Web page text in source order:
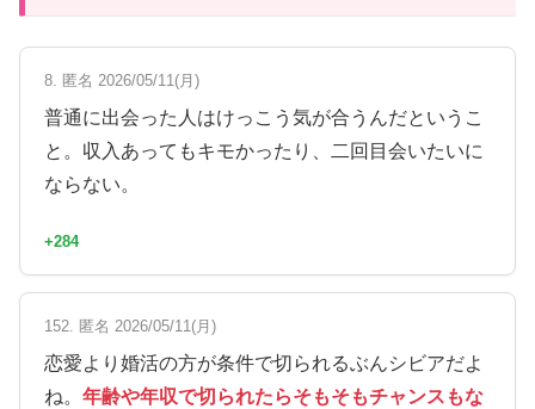
8. 匿名 2026/05/11(月)
普通に出会った人はけっこう気が合うんだというこ
と。収入あってもキモかったり、二回目会いたいに
ならない。
+284
152. 匿名 2026/05/11(月)
恋愛より婚活の方が条件で切られるぶんシビアだよ
ね。 年齢や年収で切られたらそもそもチャンスもな